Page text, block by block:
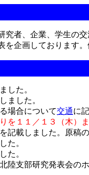
者、企業、学生の
を企画しております
した。
ました。
場合について交通に
を１１／１３（木）
記載しました。原稿
た。
た。
陸支部研究発表会の